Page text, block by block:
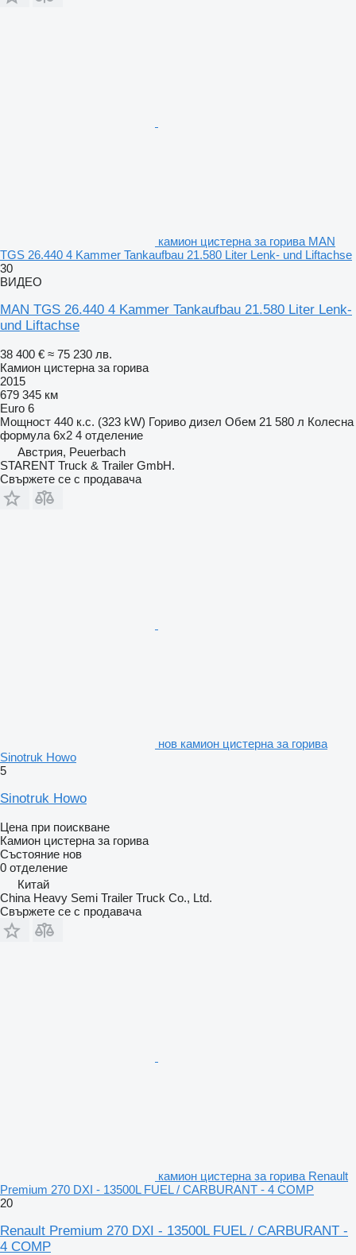
камион цистерна за горива MAN
TGS 26.440 4 Kammer Tankaufbau 21.580 Liter Lenk- und Liftachse
30
ВИДЕО
MAN TGS 26.440 4 Kammer Tankaufbau 21.580 Liter Lenk-
und Liftachse
38 400 € ≈ 75 230 лв.
Камион цистерна за горива
2015
679 345 км
Euro 6
Мощност 440 к.с. (323 kW) Гориво дизел Обем 21 580 л Колесна
формула 6x2 4 отделение
Австрия, Peuerbach
STARENT Truck & Trailer GmbH.
Свържете се с продавача
нов камион цистерна за горива
Sinotruk Howo
5
Sinotruk Howo
Цена при поискване
Камион цистерна за горива
Състояние нов
0 отделение
Китай
China Heavy Semi Trailer Truck Co., Ltd.
Свържете се с продавача
камион цистерна за горива Renault
Premium 270 DXI - 13500L FUEL / CARBURANT - 4 COMP
20
Renault Premium 270 DXI - 13500L FUEL / CARBURANT -
4 COMP